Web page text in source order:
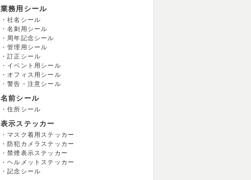
業務用シール
社名シール
名刺用シール
周年記念シール
管理用シール
訂正シール
イベント用シール
オフィス用シール
警告・注意シール
名前シール
住所シール
表示ステッカー
マスク着用ステッカー
防犯カメラステッカー
禁煙表示ステッカー
ヘルメットステッカー
記念シール